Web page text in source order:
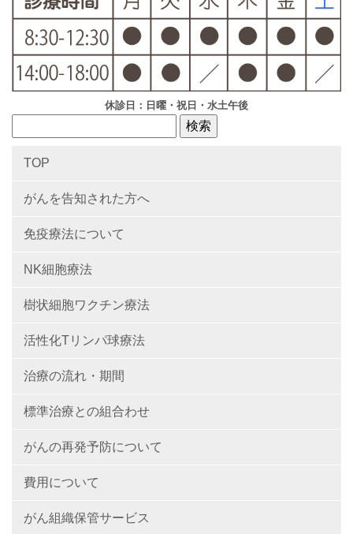
休診日：日曜・祝日・水土午後
TOP
がんを告知された方へ
免疫療法について
NK細胞療法
樹状細胞ワクチン療法
活性化Tリンパ球療法
治療の流れ・期間
標準治療との組合わせ
がんの再発予防について
費用について
がん組織保管サービス